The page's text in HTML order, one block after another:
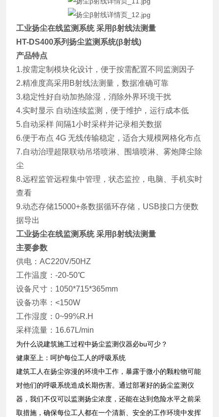
工业扬尘在线监测系统 采用β射线法测量
HT-DS400系列扬尘监测系统(β射线)
产品特点
1.按需定制模块化设计，便于按需配置不同监测因子
2.精准度高采用B射线法测量，数据准确可靠
3.稳定性好自动加热除湿，消除外界环境干扰
4.实时显示 自动连续监测，便于维护，运行成本低
5.自动采样 间隔1小时采样并记录相关数据
6.便于布点 4G 无线传输稳定，适合大规模网格化布点
7.自动治理超限联动吊塔喷淋、围墙喷淋、雾炮降尘除
尘
8.远程监管远程集中管理，状态监控，电脑、手机实时
查看
9.动态存储15000+条数据循环存储，USB接口方便数
据导出
工业扬尘在线监测系统 采用β射线法测量
主要参数
供电：AC220V/50HZ
工作温度：-20-50℃
设备尺寸：1050*715*365mm
设备功率：<150W
工作湿度：0~99%R.H
采样流量：16.67L/min
为什么说建筑施工过程中扬尘监测仪器必bu可少？
健康至上：呵护每位工人的呼吸系统
建筑工人在扬尘弥漫的环境中工作，暴露于微小的颗粒物可能
对他们的呼吸系统造成长期伤害。通过部署好的扬尘监测仪
器，我们不仅可以监测扬尘浓度，还能在达到危险水平之前采
取措施，确保每位工人都在一个清新、安全的工作环境中发挥